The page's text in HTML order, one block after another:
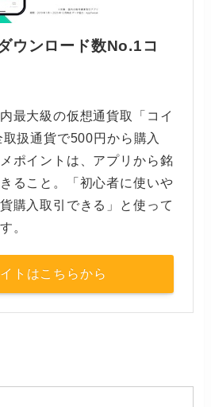
ウンロード数No.1コ
最大級の仮想通貨取「コイ
扱通貨で500円から購入
ポイントは、アプリから銘
ること。「初心者に使いや
購入取引できる」と使って
。
トはこちらから